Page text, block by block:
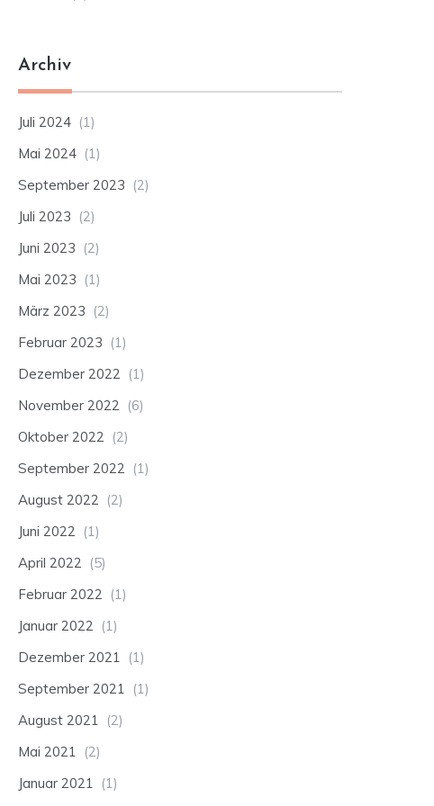
Archiv
Juli 2024 (1)
Mai 2024 (1)
September 2023 (2)
Juli 2023 (2)
Juni 2023 (2)
Mai 2023 (1)
März 2023 (2)
Februar 2023 (1)
Dezember 2022 (1)
November 2022 (6)
Oktober 2022 (2)
September 2022 (1)
August 2022 (2)
Juni 2022 (1)
April 2022 (5)
Februar 2022 (1)
Januar 2022 (1)
Dezember 2021 (1)
September 2021 (1)
August 2021 (2)
Mai 2021 (2)
Januar 2021 (1)